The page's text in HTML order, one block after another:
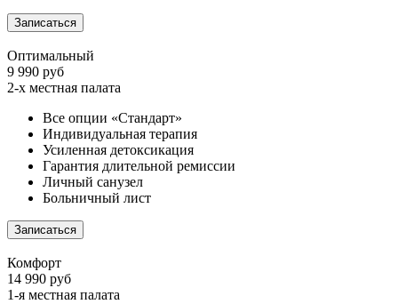
Записаться
Оптимальный
9 990 руб
2-х местная палата
Все опции «Стандарт»
Индивидуальная терапия
Усиленная детоксикация
Гарантия длительной ремиссии
Личный санузел
Больничный лист
Записаться
Комфорт
14 990 руб
1-я местная палата